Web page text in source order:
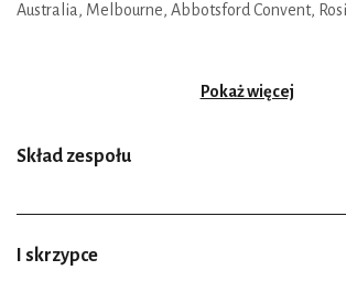
Australia, Melbourne, Abbotsford Convent,
Pokaż więcej
Skład zespołu
I skrzypce